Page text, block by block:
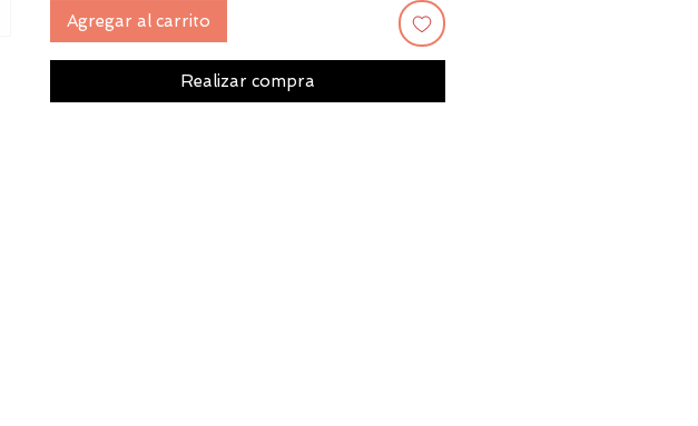
Agregar al carrito
Realizar compra